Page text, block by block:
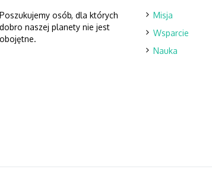
Poszukujemy osób, dla których
dobro naszej planety nie jest
obojętne.
Misja
Wsparcie
Nauka